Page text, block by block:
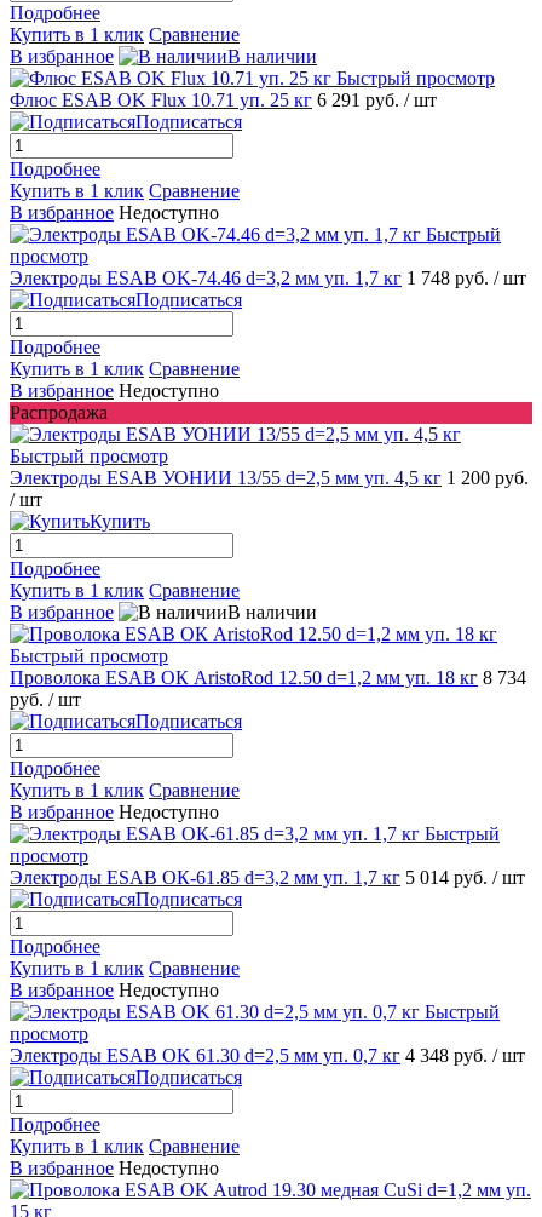
Подробнее
Купить в 1 клик Сравнение
В избранное
В наличии
Быстрый просмотр
Флюс ESAB OK Flux 10.71 уп. 25 кг 6 291 руб. / шт
Подписаться
Подробнее
Купить в 1 клик Сравнение
В избранное Недоступно
Быстрый
просмотр
Электроды ESAB OK-74.46 d=3,2 мм уп. 1,7 кг 1 748 руб. / шт
Подписаться
Подробнее
Купить в 1 клик Сравнение
В избранное Недоступно
Распродажа
Быстрый просмотр
Электроды ESAB УОНИИ 13/55 d=2,5 мм уп. 4,5 кг 1 200 руб.
/ шт
Купить
Подробнее
Купить в 1 клик Сравнение
В избранное
В наличии
Быстрый просмотр
Проволока ESAB ОК AristoRod 12.50 d=1,2 мм уп. 18 кг 8 734
руб. / шт
Подписаться
Подробнее
Купить в 1 клик Сравнение
В избранное Недоступно
Быстрый
просмотр
Электроды ESAB ОК-61.85 d=3,2 мм уп. 1,7 кг 5 014 руб. / шт
Подписаться
Подробнее
Купить в 1 клик Сравнение
В избранное Недоступно
Быстрый
просмотр
Электроды ESAB OK 61.30 d=2,5 мм уп. 0,7 кг 4 348 руб. / шт
Подписаться
Подробнее
Купить в 1 клик Сравнение
В избранное Недоступно